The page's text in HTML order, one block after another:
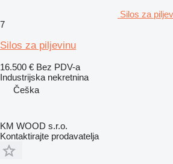
Silos za
7
Silos za piljevinu
16.500 € Bez PDV-a
Industrijska nekretnina
Češka
KM WOOD s.r.o.
Kontaktirajte prodavatelja